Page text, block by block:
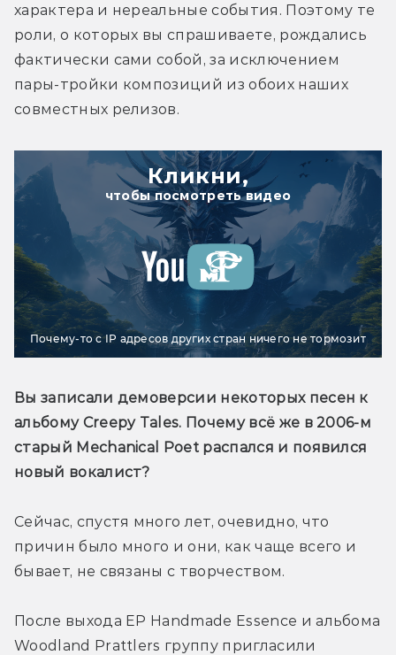
характера и нереальные события. Поэтому те
роли, о которых вы спрашиваете, рождались
фактически сами собой, за исключением
пары-тройки композиций из обоих наших
совместных релизов.
Кликни,
чтобы посмотреть видео
Почему-то с IP адресов других стран ничего не тормозит
Вы записали демоверсии некоторых песен к
альбому Creepy Tales. Почему всё же в 2006-м
старый Mechanical Poet распался и появился
новый вокалист?
Сейчас, спустя много лет, очевидно, что
причин было много и они, как чаще всего и
бывает, не связаны с творчеством.
После выхода EP Handmade Essence и альбома
Woodland Prattlers группу пригласили